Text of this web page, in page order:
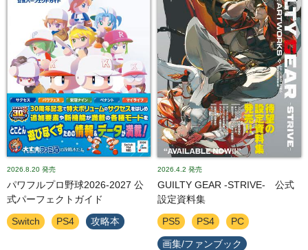
2026.8.20 発売
パワフルプロ野球2026-2027 公
式パーフェクトガイド
Switch PS4 攻略本
2026.4.2 発売
GUILTY GEAR -STRIVE- 公式
設定資料集
PS5 PS4 PC
画集/ファンブック